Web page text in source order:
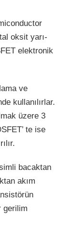
oksit yarı-
elektronik
ve
kullanılırlar.
üzere 3
te ise
bacaktan
akım
gerilim